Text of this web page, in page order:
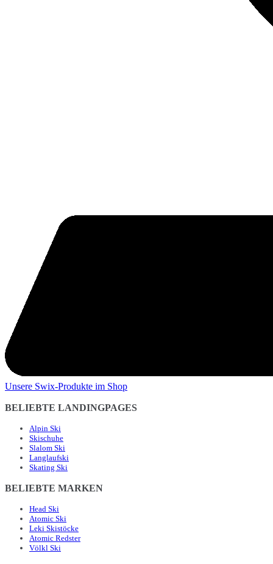
Unsere Swix-Produkte im Shop
BELIEBTE LANDINGPAGES
Alpin Ski
Skischuhe
Slalom Ski
Langlaufski
Skating Ski
BELIEBTE MARKEN
Head Ski
Atomic Ski
Leki Skistöcke
Atomic Redster
Völkl Ski